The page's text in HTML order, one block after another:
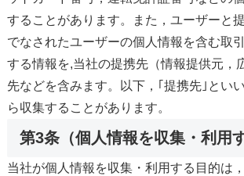
することがあります。また，ユーザーと
でなされたユーザーの個人情報を含む取
する情報を,当社の提携先（情報提供元，
先などを含みます。以下，｢提携先｣とい
ら収集することがあります。
第3条（個人情報を収集・利用
当社が個人情報を収集・利用する目的は